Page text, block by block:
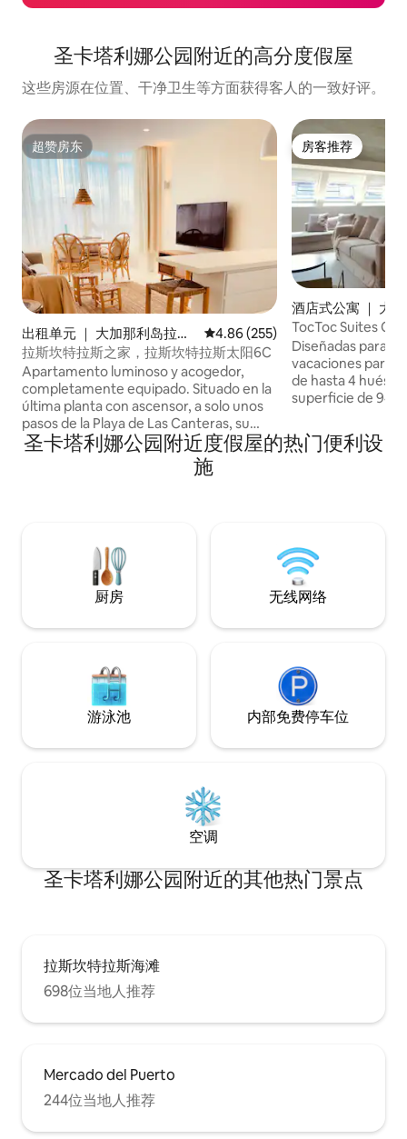
圣卡塔利娜公园附近的高分度假屋
这些房源在位置、干净卫生等方面获得客人的一致好评。
超赞房东
超赞房东
出租单元 ｜ 大加那利岛拉斯
帕尔马斯
平均评分 4.86 分（满分 5 分），
4.86 (255)
拉斯坎特拉斯之家，拉斯坎特拉斯太阳6C
Apartamento luminoso y acogedor,
completamente equipado. Situado en la
última planta con ascensor, a solo unos
pasos de la Playa de Las Canteras, su
paseo marítimo y el Parque Santa
Catalina. Dormitorio con camas tipo
hotel 1x2 m, cocina, sofá cama, Wi-Fi,
muy bien distribuido, situado en la sexta
planta de un edificio pequeño y
tranquilo, con solo cuatro viviendas por
planta. Para llegar, primero se accede al
(facilitado antes de la llegada), se suben
desde allí, se toma el ascensor
directamente hasta la sexta planta,
donde se encuentra el alojamiento. Al
salir del ascensor, se accede
ofrece un espacio moderno, funcional y
descansar, trabajar o disfrutar de una
escapada junto al mar. Su interior
combina tonos neutros, detalles en
microcemento y materiales naturales
armonía y bienestar. 🛏 Dormitorio
independiente, cómodo y acogedor, con
caja fuerte, ventilación natural a través
de la ventana, aire acondicionado (desde
el salón) y una Smart TV LG de 55
pulgadas conectada a Internet. La ropa
de cama es blanca, 100 % algodón, e
cuenta con foscurit, lo que permite
dormir completamente a oscuras para
completo decorado con microcemento,
房客推荐
房客推荐
酒店式公寓 ｜ 大
斯帕尔马斯
TocToc Suites
Diseñadas para
vacaciones para
de hasta 4
superficie de
cama doble y
que ofrecen la
con ropa de
de cocina y vajilla,
Wifi, aire
También pensado
pequeños de la
de que desee
de limpieza
contacto con el
pago) Se admiten mascotas (solo perros)
bajo petición
圣卡塔利娜公园附近度假屋的热门便利设
施
厨房 无线网络
游泳池 内部免费停车位
空调
圣卡塔利娜公园附近的其他热门景点
拉斯坎特拉斯海滩
698位当地人推荐
Mercado del Puerto
244位当地人推荐